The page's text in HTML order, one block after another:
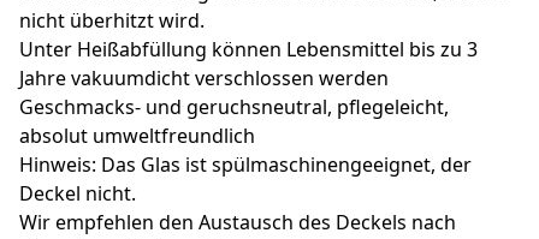
nicht überhitzt wird.
Unter Heißabfüllung können Lebensmittel bis zu 3
Jahre vakuumdicht verschlossen werden
Geschmacks- und geruchsneutral, pflegeleicht,
absolut umweltfreundlich
Hinweis: Das Glas ist spülmaschinengeeignet, der
Deckel nicht.
Wir empfehlen den Austausch des Deckels nach